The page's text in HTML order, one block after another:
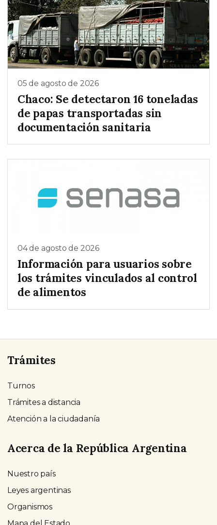
05 de agosto de 2026
Chaco: Se detectaron 16 toneladas
de papas transportadas sin
documentación sanitaria
04 de agosto de 2026
Información para usuarios sobre
los trámites vinculados al control
de alimentos
Trámites
Turnos
Trámites a distancia
Atención a la ciudadanía
Acerca de la República Argentina
Nuestro país
Leyes argentinas
Organismos